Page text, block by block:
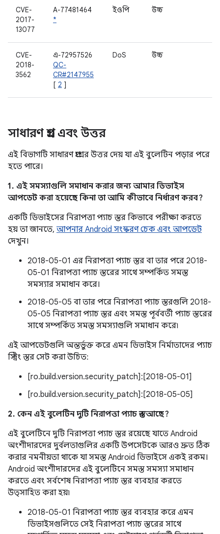
CVE-
2017-
13077
A-77481464
*
ইওপি উচ্চ
CVE-
2018-
3562
এ-72957526
QC-
CR#2147955
[ 2 ]
DoS উচ্চ
সাধারণ প্রশ্ন এবং উত্তর
এই বিভাগটি সাধারণ প্রশ্নের উত্তর দেয় যা এই বুলেটিন পড়ার পরে
হতে পারে।
1. এই সমস্যাগুলি সমাধান করার জন্য আমার ডিভাইস
আপডেট করা হয়েছে কিনা তা আমি কীভাবে নির্ধারণ করব?
একটি ডিভাইসের নিরাপত্তা প্যাচ স্তর কিভাবে পরীক্ষা করতে
হয় তা জানতে, আপনার Android সংস্করণ চেক এবং আপডেট
দেখুন।
2018-05-01 এর নিরাপত্তা প্যাচ স্তর বা তার পরে 2018-
05-01 নিরাপত্তা প্যাচ স্তরের সাথে সম্পর্কিত সমস্ত
সমস্যার সমাধান করে।
2018-05-05 বা তার পরে নিরাপত্তা প্যাচ স্তরগুলি 2018-
05-05 নিরাপত্তা প্যাচ স্তর এবং সমস্ত পূর্ববর্তী প্যাচ স্তরের
সাথে সম্পর্কিত সমস্ত সমস্যাগুলি সমাধান করে৷
এই আপডেটগুলি অন্তর্ভুক্ত করে এমন ডিভাইস নির্মাতাদের প্যাচ
স্ট্রিং স্তর সেট করা উচিত:
[ro.build.version.security_patch]:[2018-05-01]
[ro.build.version.security_patch]:[2018-05-05]
2. কেন এই বুলেটিন দুটি নিরাপত্তা প্যাচ স্তর আছে?
এই বুলেটিনে দুটি নিরাপত্তা প্যাচ স্তর রয়েছে যাতে Android
অংশীদারদের দুর্বলতাগুলির একটি উপসেটকে আরও দ্রুত ঠিক
করার নমনীয়তা থাকে যা সমস্ত Android ডিভাইসে একই রকম।
Android অংশীদারদের এই বুলেটিনে সমস্ত সমস্যা সমাধান
করতে এবং সর্বশেষ নিরাপত্তা প্যাচ স্তর ব্যবহার করতে
উত্সাহিত করা হয়৷
2018-05-01 নিরাপত্তা প্যাচ স্তর ব্যবহার করে এমন
ডিভাইসগুলিতে সেই নিরাপত্তা প্যাচ স্তরের সাথে